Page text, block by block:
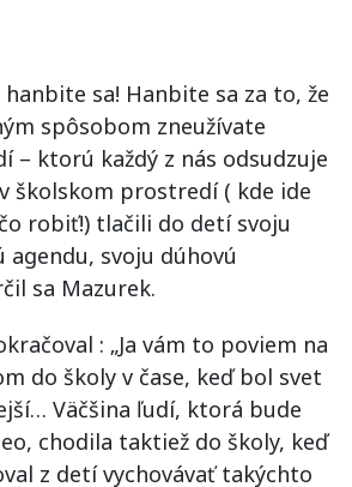
hanbite sa! Hanbite sa za to, že
spôsobom zneužívate
– ktorú každý z nás odsudzuje
školskom prostredí ( kde ide
robiť!) tlačili do detí svoju
svoju dúhovú
sa Mazurek.
: „Ja vám to poviem na
do školy v čase, keď bol svet
Väčšina ľudí, ktorá bude
chodila taktiež do školy, keď
z detí vychovávať takýchto